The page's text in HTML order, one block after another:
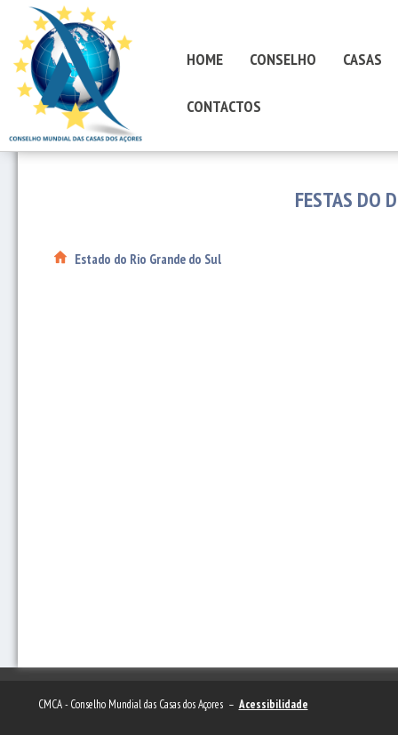
HOME CONSELHO CASAS
CONTACTOS
FESTAS DO
Estado do Rio Grande do Sul
CMCA - Conselho Mundial das Casas dos Açores – Acessibilidade